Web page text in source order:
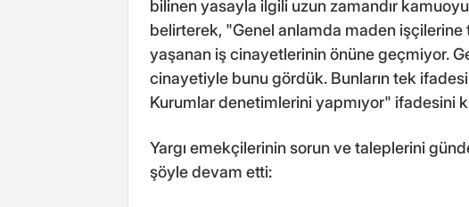
bilinen yasayla ilgili uzun zamandır
belirterek, "Genel anlamda maden
yaşanan iş cinayetlerinin önüne geçmiyor.
cinayetiyle bunu gördük. Bunların tek
Kurumlar denetimlerini yapmıyor" ifadesini
Yargı emekçilerinin sorun ve taleplerini
şöyle devam etti: